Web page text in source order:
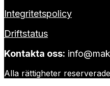
Integritetspolicy
Driftstatus
Kontakta oss:
Alla rättigheter reserverade